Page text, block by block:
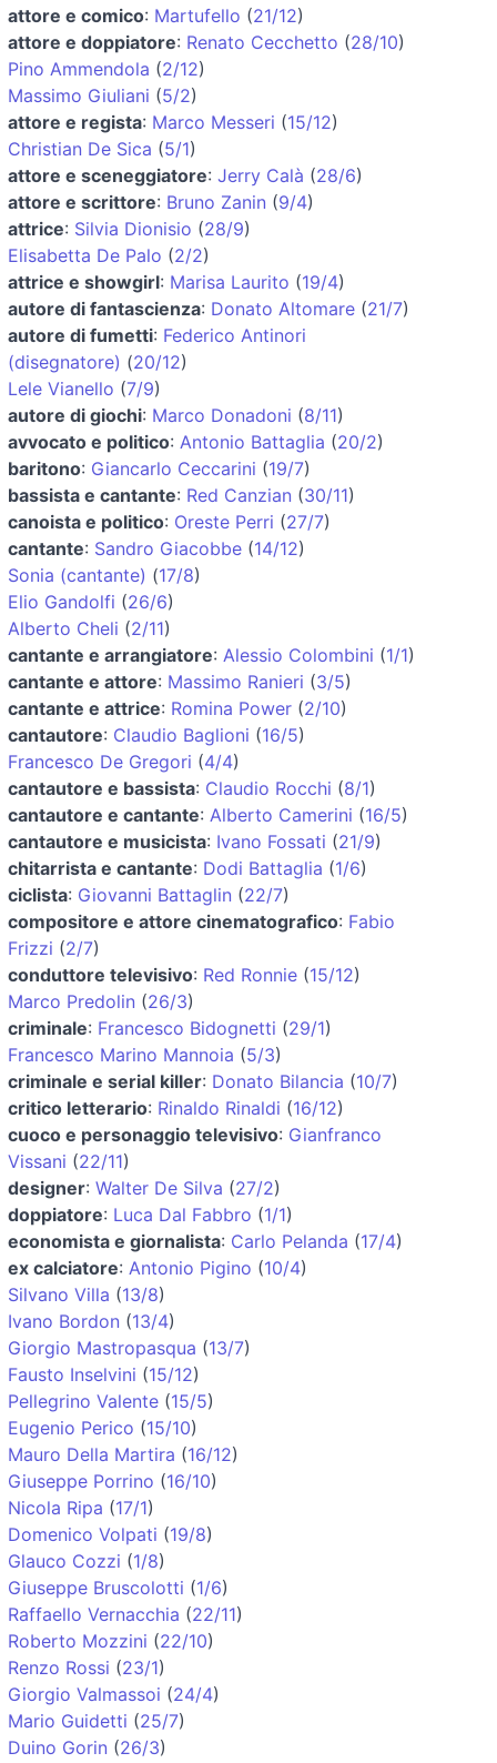
attore e comico: Martufello (21/12)
attore e doppiatore: Renato Cecchetto (28/10)
Pino Ammendola (2/12)
Massimo Giuliani (5/2)
attore e regista: Marco Messeri (15/12)
Christian De Sica (5/1)
attore e sceneggiatore: Jerry Calà (28/6)
attore e scrittore: Bruno Zanin (9/4)
attrice: Silvia Dionisio (28/9)
Elisabetta De Palo (2/2)
attrice e showgirl: Marisa Laurito (19/4)
autore di fantascienza: Donato Altomare (21/7)
autore di fumetti: Federico Antinori
(disegnatore) (20/12)
Lele Vianello (7/9)
autore di giochi: Marco Donadoni (8/11)
avvocato e politico: Antonio Battaglia (20/2)
baritono: Giancarlo Ceccarini (19/7)
bassista e cantante: Red Canzian (30/11)
canoista e politico: Oreste Perri (27/7)
cantante: Sandro Giacobbe (14/12)
Sonia (cantante) (17/8)
Elio Gandolfi (26/6)
Alberto Cheli (2/11)
cantante e arrangiatore: Alessio Colombini (1/1)
cantante e attore: Massimo Ranieri (3/5)
cantante e attrice: Romina Power (2/10)
cantautore: Claudio Baglioni (16/5)
Francesco De Gregori (4/4)
cantautore e bassista: Claudio Rocchi (8/1)
cantautore e cantante: Alberto Camerini (16/5)
cantautore e musicista: Ivano Fossati (21/9)
chitarrista e cantante: Dodi Battaglia (1/6)
ciclista: Giovanni Battaglin (22/7)
compositore e attore cinematografico: Fabio
Frizzi (2/7)
conduttore televisivo: Red Ronnie (15/12)
Marco Predolin (26/3)
criminale: Francesco Bidognetti (29/1)
Francesco Marino Mannoia (5/3)
criminale e serial killer: Donato Bilancia (10/7)
critico letterario: Rinaldo Rinaldi (16/12)
cuoco e personaggio televisivo: Gianfranco
Vissani (22/11)
designer: Walter De Silva (27/2)
doppiatore: Luca Dal Fabbro (1/1)
economista e giornalista: Carlo Pelanda (17/4)
ex calciatore: Antonio Pigino (10/4)
Silvano Villa (13/8)
Ivano Bordon (13/4)
Giorgio Mastropasqua (13/7)
Fausto Inselvini (15/12)
Pellegrino Valente (15/5)
Eugenio Perico (15/10)
Mauro Della Martira (16/12)
Giuseppe Porrino (16/10)
Nicola Ripa (17/1)
Domenico Volpati (19/8)
Glauco Cozzi (1/8)
Giuseppe Bruscolotti (1/6)
Raffaello Vernacchia (22/11)
Roberto Mozzini (22/10)
Renzo Rossi (23/1)
Giorgio Valmassoi (24/4)
Mario Guidetti (25/7)
Duino Gorin (26/3)